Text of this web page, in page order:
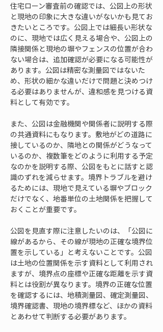
住宅ローン審査前の確認では、公図上の形状
と現地の印象に大きな違いがないかも見てお
きたいところです。公図上では細長い形状な
のに、現地では広く見える場合や、公図上の
隣接関係と現地の塀やフェンスの位置が合わ
ない場合は、追加確認が必要になる可能性が
あります。公図は精密な測量図ではないた
め、形状の細かな違いだけで問題と決めつけ
る必要はありませんが、違和感を見つける資
料として有効です。
また、公図は金融機関や関係者に説明する際
の共通資料にもなります。敷地がどの道路に
接しているのか、隣地との関係がどうなって
いるのか、複数筆をどのように利用する予定
なのかを説明する際、公図をもとに話すと認
識のずれを減らせます。境界トラブルを避け
るためには、現地で見えている塀やブロック
だけでなく、地番単位の土地関係を把握して
おくことが重要です。
公図を見直す際に注意したいのは、「公図に
線があるから、その線が現地の正確な境界位
置を示している」と考えないことです。公図
は土地の位置関係を示す資料として利用され
ますが、境界点の座標や正確な距離を示す資
料とは役割が異なります。境界の正確な位置
を確認するには、地積測量図、確定測量図、
境界確認書、現地の境界標など、ほかの資料
とあわせて判断する必要があります。